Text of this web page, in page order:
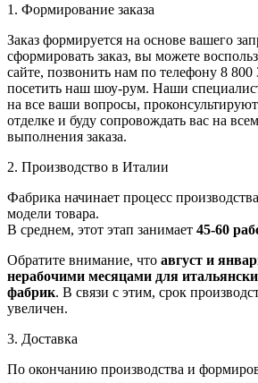
1. Формирование заказа
Заказ формируется на основе вашего
сформировать заказ, вы можете
сайте, позвонить нам по телефону 8
посетить наш шоу-рум. Наши
на все ваши вопросы,
отделке и буду сопровождать вас на
выполнения заказа.
2. Производство в Италии
Фабрика начинает процесс
модели товара.
В среднем, этот этап занимает 45-60
Обратите внимание, что август и
нерабочими месяцами для
фабрик. В связи с этим, срок
увеличен.
3. Доставка
По окончанию производства и